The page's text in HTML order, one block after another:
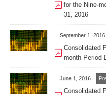
for the Nine-
31, 2016
September 1, 2016
Consolidated
month Period
June 1, 2016
Consolidated